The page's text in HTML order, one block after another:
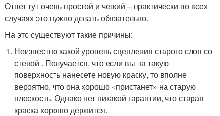
Ответ тут очень простой и четкий – практически во всех
случаях это нужно делать обязательно.
На это существуют такие причины:
Неизвестно какой уровень сцепления старого слоя со
стеной . Получается, что если вы на такую
поверхность нанесете новую краску, то вполне
вероятно, что она хорошо «пристанет» на старую
плоскость. Однако нет никакой гарантии, что старая
краска хорошо держится.